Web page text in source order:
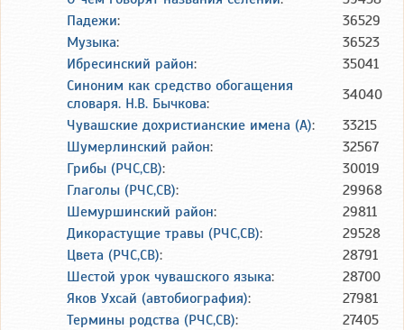
Падежи:
36529
Музыка:
36523
Ибресинский район:
35041
Синоним как средство обогащения
словаря. Н.В. Бычкова:
34040
Чувашские дохристианские имена (А):
33215
Шумерлинский район:
32567
Грибы (РЧС,СВ):
30019
Глаголы (РЧС,СВ):
29968
Шемуршинский район:
29811
Дикорастущие травы (РЧС,СВ):
29528
Цвета (РЧС,СВ):
28791
Шестой урок чувашского языка:
28700
Яков Ухсай (автобиография):
27981
Термины родства (РЧС,СВ):
27405